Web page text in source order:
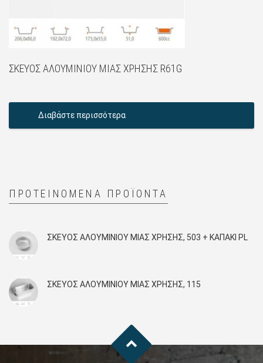
ΣΚΕΎΟΣ ΑΛΟΥΜΙΝΊΟΥ ΜΙΑΣ ΧΡΉΣΗΣ R61G
Διαβάστε περισσότερα
ΠΡΟΤΕΙΝΌΜΕΝΑ ΠΡΟΪΌΝΤΑ
ΣΚΕΎΟΣ ΑΛΟΥΜΙΝΊΟΥ ΜΙΑΣ ΧΡΉΣΗΣ, 503 + KAΠΑΚΙ PL
ΣΚΕΎΟΣ ΑΛΟΥΜΙΝΊΟΥ ΜΙΑΣ ΧΡΉΣΗΣ, 115